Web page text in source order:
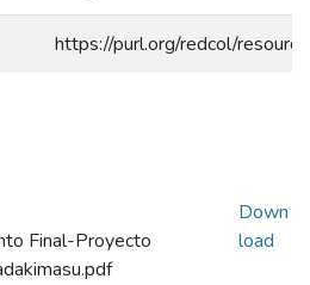
https://purl.org/redcol/
Final-Proyecto
Down
load